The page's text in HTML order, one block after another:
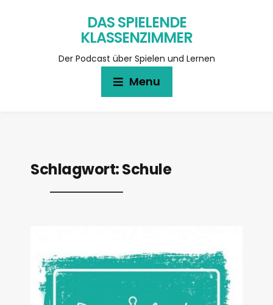
DAS SPIELENDE
KLASSENZIMMER
Der Podcast über Spielen und Lernen
Menu
Schlagwort:Schule